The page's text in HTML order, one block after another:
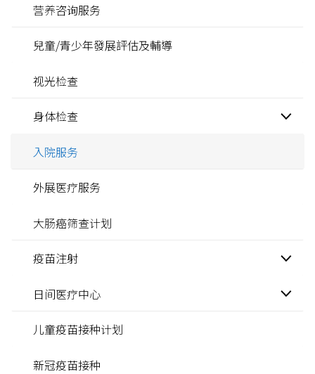
营养咨询服务
兒童/青少年發展評估及輔導
视光检查
身体检查
入院服务
外展医疗服务
大肠癌筛查计划
疫苗注射
日间医疗中心
儿童疫苗接种计划
新冠疫苗接种